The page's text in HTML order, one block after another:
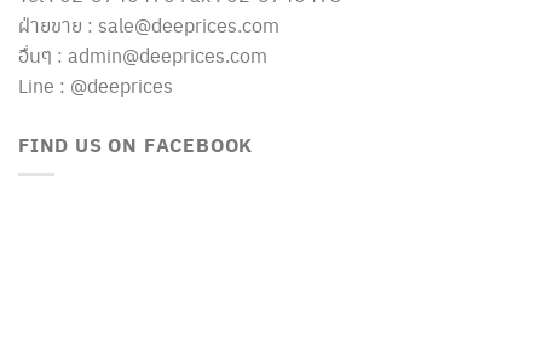
ฝ่ายขาย : sale@deeprices.com
อื่นๆ : admin@deeprices.com
Line : @deeprices
FIND US ON FACEBOOK